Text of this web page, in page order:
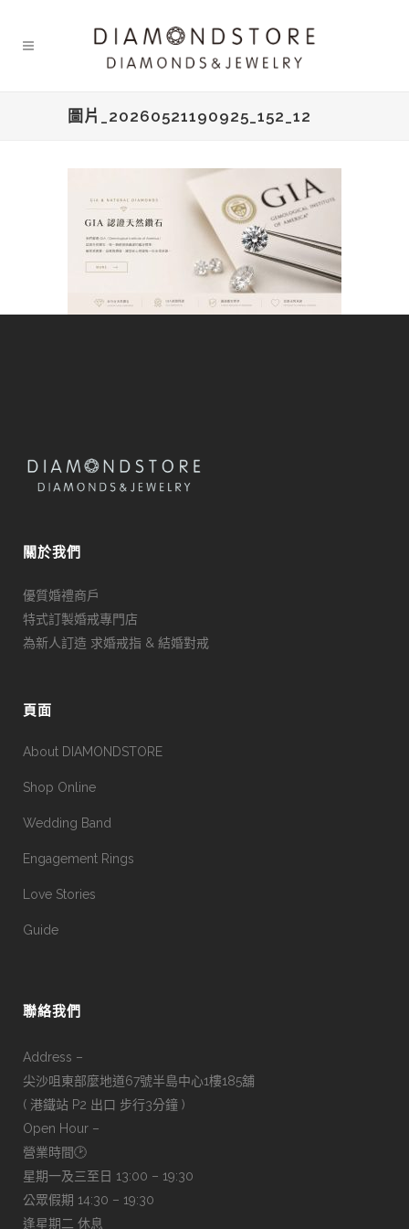
圖片_20260521190925_152_12
關於我們
優質婚禮商戶
特式訂製婚戒專門店
為新人訂造 求婚戒指 & 結婚對戒
頁面
About DIAMONDSTORE
Shop Online
Wedding Band
Engagement Rings
Love Stories
Guide
聯絡我們
Address –
尖沙咀東部麼地道67號半島中心1樓185舖
( 港鐵站 P2 出口 步行3分鐘 )
Open Hour –
營業時間🕑
星期一及三至日 13:00 – 19:30
公眾假期 14:30 – 19:30
逢星期二 休息